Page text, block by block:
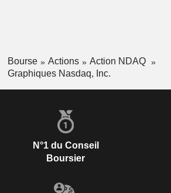
Bourse Actions
Action NDAQ
Graphiques Nasdaq, Inc.
N°1 du Conseil
Boursier